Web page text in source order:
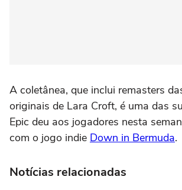
A coletânea, que inclui remasters
originais de Lara Croft, é uma das
Epic deu aos jogadores nesta
com o jogo indie Down in Bermuda.
Notícias relacionadas